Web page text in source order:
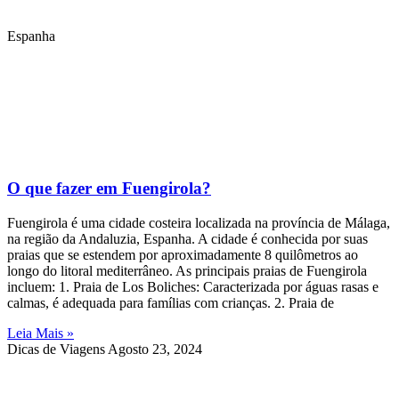
Espanha
O que fazer em Fuengirola?
Fuengirola é uma cidade costeira localizada na província de Málaga,
na região da Andaluzia, Espanha. A cidade é conhecida por suas
praias que se estendem por aproximadamente 8 quilômetros ao
longo do litoral mediterrâneo. As principais praias de Fuengirola
incluem: 1. Praia de Los Boliches: Caracterizada por águas rasas e
calmas, é adequada para famílias com crianças. 2. Praia de
Leia Mais »
Dicas de Viagens Agosto 23, 2024